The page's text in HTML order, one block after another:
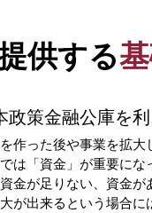
供する
政策金融公庫を
作った後や事業を拡大
は「資金」が重要にな
金が足りない、資金が
が出来るという場合に